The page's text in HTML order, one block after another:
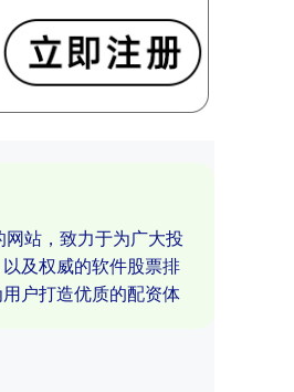
站，致力于为广大投
及权威的软件股票排
户打造优质的配资体